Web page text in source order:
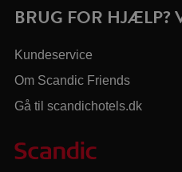
BRUG FOR HJÆLP?
Kundeservice
Om Scandic Friends
Gå til scandichotels.dk